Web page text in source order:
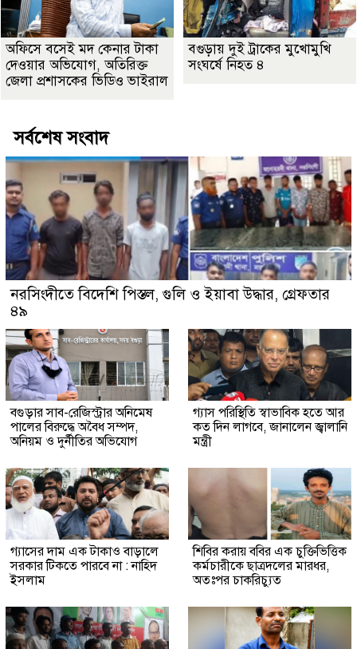
অফিসে বসেই মদ কেনার টাকা
দেওয়ার অভিযোগ, অতিরিক্ত
জেলা প্রশাসকের ভিডিও ভাইরাল
বগুড়ায় দুই ট্রাকের মুখোমুখি
সংঘর্ষে নিহত ৪
সর্বশেষ সংবাদ
নরসিংদীতে বিদেশি পিস্তল, গুলি ও ইয়াবা উদ্ধার, গ্রেফতার
৪৯
বগুড়ার সাব-রেজিস্ট্রার অনিমেষ
পালের বিরুদ্ধে অবৈধ সম্পদ,
অনিয়ম ও দুর্নীতির অভিযোগ
গ্যাস পরিস্থিতি স্বাভাবিক হতে আর
কত দিন লাগবে, জানালেন জ্বালানি
মন্ত্রী
গ্যাসের দাম এক টাকাও বাড়ালে
সরকার টিকতে পারবে না : নাহিদ
ইসলাম
শিবির করায় ববির এক চুক্তিভিত্তিক
কর্মচারীকে ছাত্রদলের মারধর,
অতঃপর চাকরিচ্যুত